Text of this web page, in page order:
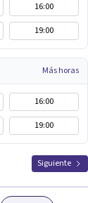
16:00
19:00
Más horas
16:00
19:00
Siguiente